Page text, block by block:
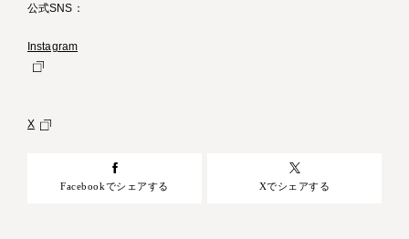
公式SNS：
Instagram
X
Facebookでシェアする Xでシェアする